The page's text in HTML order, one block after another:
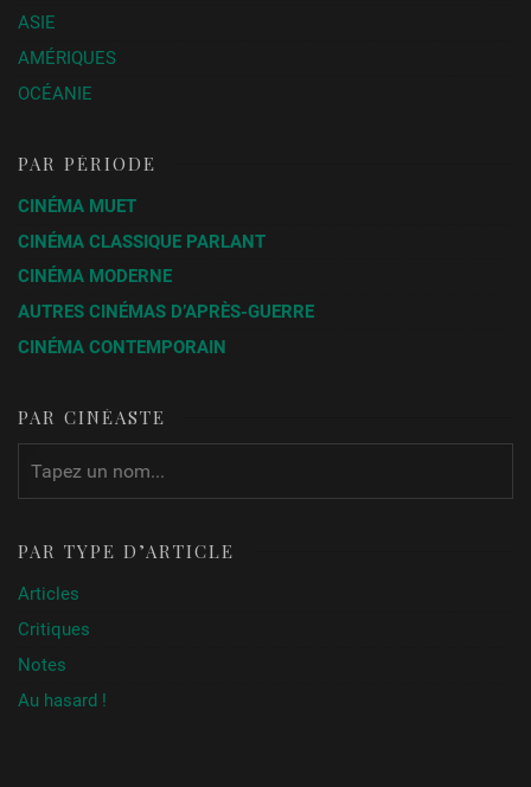
ASIE
AMÉRIQUES
OCÉANIE
PAR PÉRIODE
CINÉMA MUET
CINÉMA CLASSIQUE PARLANT
CINÉMA MODERNE
AUTRES CINÉMAS D’APRÈS-GUERRE
CINÉMA CONTEMPORAIN
PAR CINÉASTE
PAR TYPE D’ARTICLE
Articles
Critiques
Notes
Au hasard !